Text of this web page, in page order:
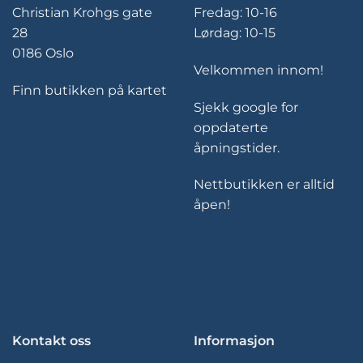
Christian Krohgs gate
28
0186 Oslo
Finn butikken på kartet
Fredag: 10-16
Lørdag: 10-15
Velkommen innom!
Sjekk google for
oppdaterte
åpningstider.
Nettbutikken er alltid
åpen!
Kontakt oss Informasjon